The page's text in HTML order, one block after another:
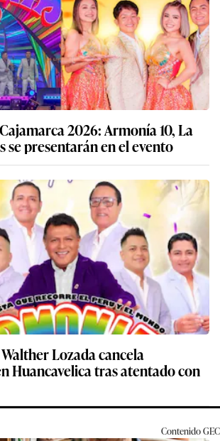
2026: Armonía 10, La
se presentarán en el evento
Lozada cancela
Huancavelica tras atentado con
ContenidoGEC